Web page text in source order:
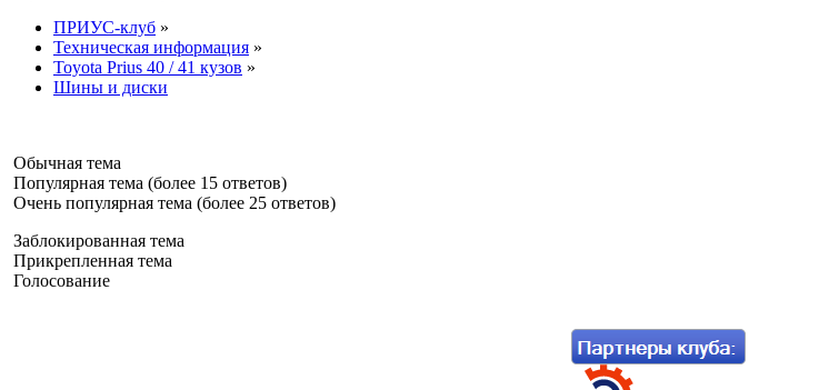
ПРИУС-клуб »
Техническая информация »
Toyota Prius 40 / 41 кузов »
Шины и диски
Обычная тема
Популярная тема (более 15 ответов)
Очень популярная тема (более 25 ответов)
Заблокированная тема
Прикрепленная тема
Голосование